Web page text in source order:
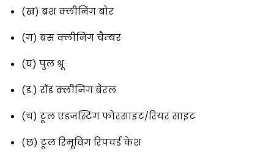
(ख) ब्रश क्लीनिंग बोर
(ग) ब्रस क्लीनिंग चैम्बर
(घ) पुल श्रू
(ड.) रॉड क्लीनिंग बैरल
(च) टूल एडजस्टिंग फोरसाइट/रियर साइट
(छ) टूल रिमूविंग रिपचर्ड केश